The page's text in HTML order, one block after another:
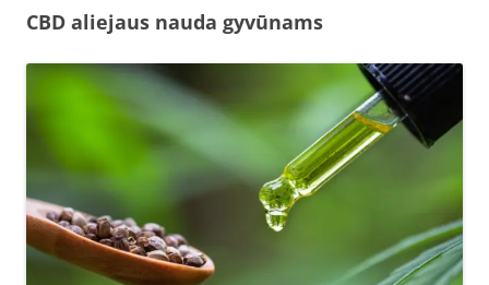
CBD aliejaus nauda gyvūnams